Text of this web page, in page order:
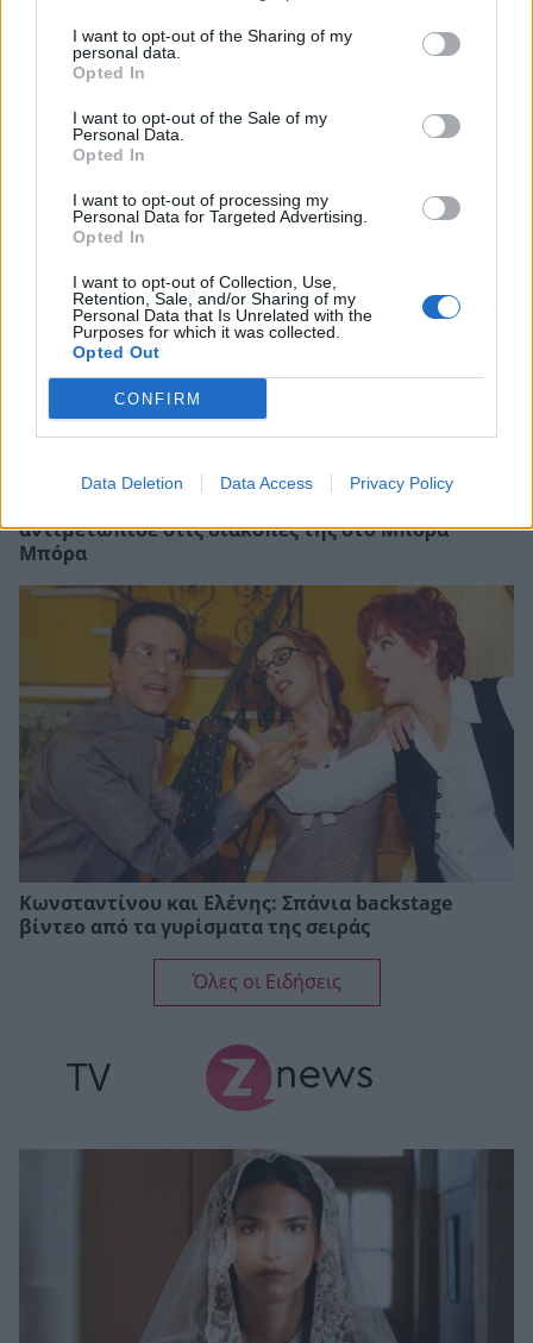
I want to opt-out of the Sharing of my
personal data.
Opted In
I want to opt-out of the Sale of my
Personal Data.
Opted In
I want to opt-out of processing my
Personal Data for Targeted Advertising.
Opted In
I want to opt-out of Collection, Use,
Retention, Sale, and/or Sharing of my
Personal Data that Is Unrelated with the
Purposes for which it was collected.
Opted Out
CONFIRM
Data Deletion Data Access Privacy Policy
Αγγελική Ηλιάδη: Η συγκλονιστική εξομολόγηση
για το θαύμα που βίωσε – «Είδα τον Χριστό
μπροστά μου»
αντιμετώπισε στις διακοπές της στο Μπόρα
Μπόρα
Κωνσταντίνου και Ελένης: Σπάνια backstage
βίντεο από τα γυρίσματα της σειράς
Όλες οι Ειδήσεις
TV